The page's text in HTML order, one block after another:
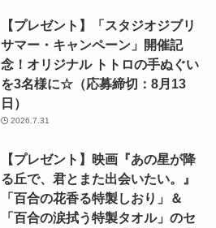
【プレゼント】「スタジオジブリ
サマー・キャンペーン」開催記
念！オリジナル トトロの手ぬぐい
を3名様に☆（応募締切：8月13
日）
2026.7.31
【プレゼント】映画『あの星が降
る丘で、君とまた出会いたい。』
「百合の花香る特製しおり」＆
「百合の涙拭う特製タオル」のセ